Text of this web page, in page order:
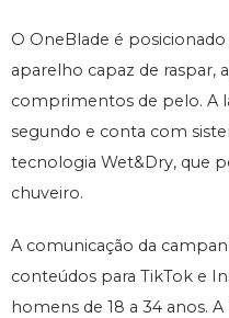
O OneBlade é
aparelho capaz de raspar,
comprimentos de pelo. A
segundo e conta com
tecnologia Wet&Dry, que
chuveiro.
A comunicação da
conteúdos para TikTok e
homens de 18 a 34 anos.